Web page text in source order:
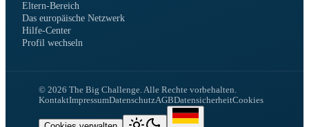
Eltern-Bereich
Das europäische Netzwerk
Hilfe-Center
Profil wechseln
© 2026 The Big Challenge.Alle Rechte vorbehalten.
KontaktImpressumDatenschutzAGBDatensicherheitCookies